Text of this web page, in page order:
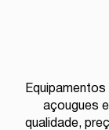
açougues
qualidade,